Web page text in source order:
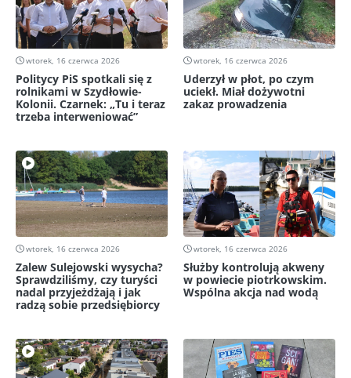
wtorek, 16 czerwca 2026
Politycy PiS spotkali się z
rolnikami w Szydłowie-
Kolonii. Czarnek: „Tu i teraz
trzeba interweniować”
wtorek, 16 czerwca 2026
Uderzył w płot, po czym
uciekł. Miał dożywotni
zakaz prowadzenia
wtorek, 16 czerwca 2026
Zalew Sulejowski wysycha?
Sprawdziliśmy, czy turyści
nadal przyjeżdżają i jak
radzą sobie przedsiębiorcy
wtorek, 16 czerwca 2026
Służby kontrolują akweny
w powiecie piotrkowskim.
Wspólna akcja nad wodą